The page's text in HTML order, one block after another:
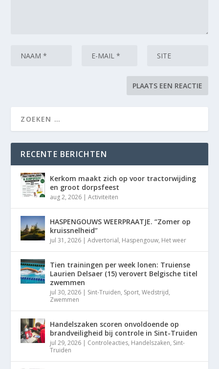
RECENTE BERICHTEN
Kerkom maakt zich op voor tractorwijding
en groot dorpsfeest
aug 2, 2026 |Activiteiten
HASPENGOUWS WEERPRAATJE. “Zomer op
kruissnelheid”
jul 31, 2026 |Advertorial, Haspengouw, Het weer
Tien trainingen per week lonen: Truiense
Laurien Delsaer (15) verovert Belgische titel
zwemmen
jul 30, 2026 | Sint-Truiden, Sport,Wedstrijd,
Zwemmen
Handelszaken scoren onvoldoende op
brandveiligheid bij controle in Sint-Truiden
jul 29, 2026 | Controleacties, Handelszaken, Sint-
Truiden